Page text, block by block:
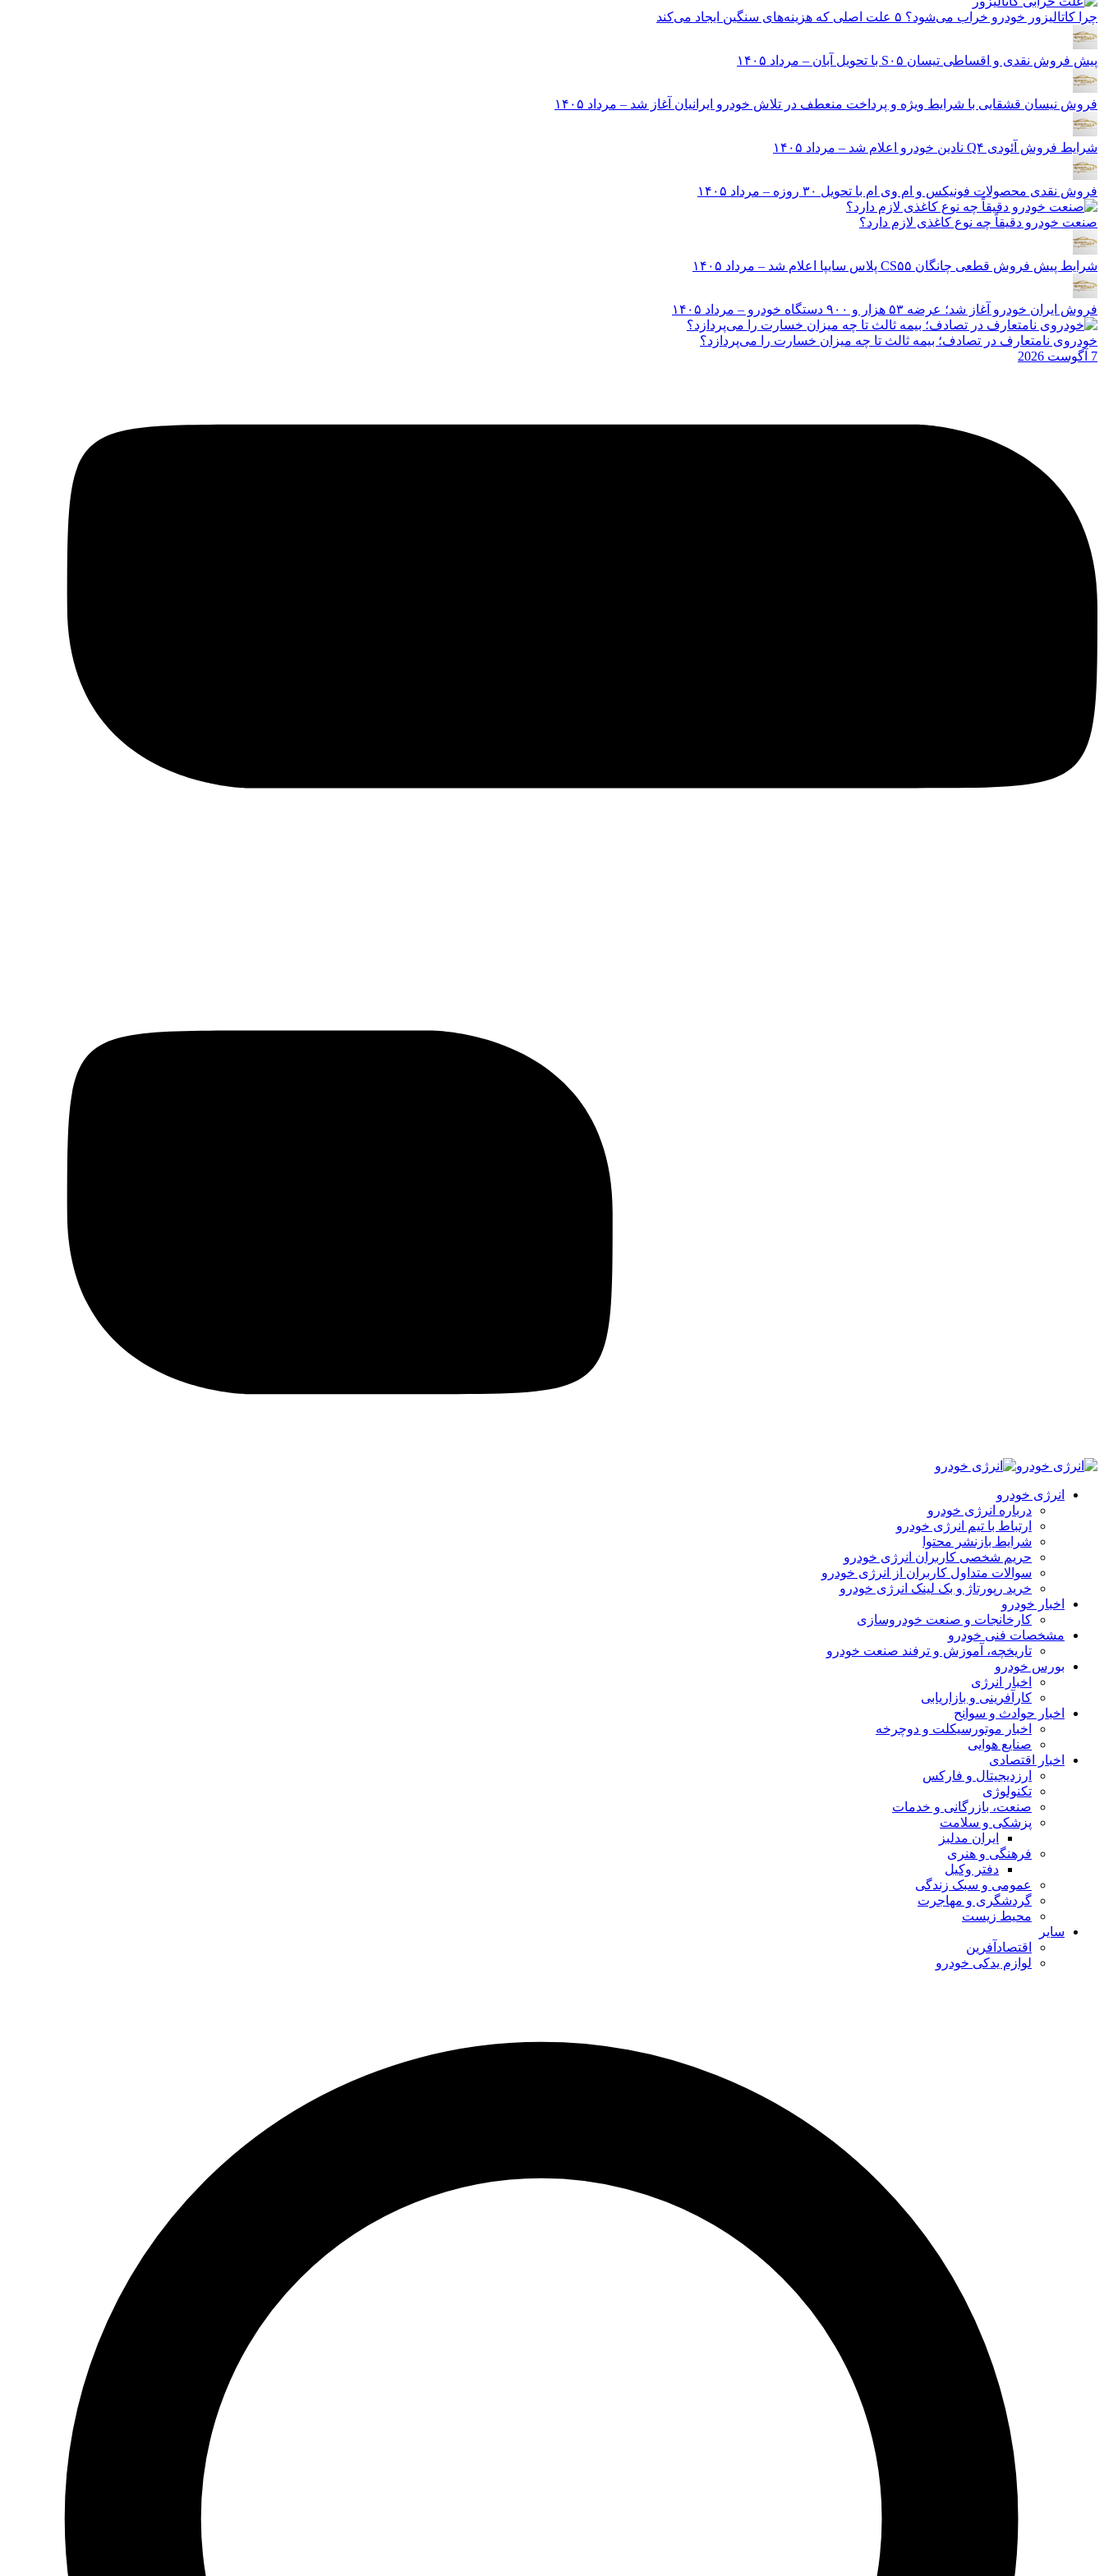
چرا کاتالیزور خودرو خراب می‌شود؟ ۵ علت اصلی که هزینه‌های سنگین ایجاد می‌کند
پیش فروش نقدی و اقساطی تیسان S۰۵ با تحویل آبان – مرداد ۱۴۰۵
فروش نیسان قشقایی با شرایط ویژه و پرداخت منعطف در تلاش خودرو ایرانیان آغاز شد – مرداد ۱۴۰۵
شرایط فروش آئودی Q۴ نادین خودرو اعلام شد – مرداد ۱۴۰۵
فروش نقدی محصولات فونیکس و ام وی ام با تحویل ۳۰ روزه – مرداد ۱۴۰۵
صنعت خودرو دقیقاً چه نوع کاغذی لازم دارد؟
شرایط پیش فروش قطعی چانگان CS۵۵ پلاس سایپا اعلام شد – مرداد ۱۴۰۵
فروش ایران خودرو آغاز شد؛ عرضه ۵۳ هزار و ۹۰۰ دستگاه خودرو – مرداد ۱۴۰۵
خودروی نامتعارف در تصادف؛ بیمه ثالث تا چه میزان خسارت را می‌پردازد؟
7 آگوست 2026
انرژی خودرو
درباره انرژی خودرو
ارتباط با تیم انرژی خودرو
شرایط بازنشر محتوا
حریم شخصی کاربران انرژی خودرو
سوالات متداول کاربران از انرژی خودرو
خرید رپورتاژ و بک لینک انرژی خودرو
اخبار خودرو
کارخانجات و صنعت خودروسازی
مشخصات فنی خودرو
تاریخچه، آموزش و ترفند صنعت خودرو
بورس خودرو
اخبار انرژی
کارآفرینی و بازاریابی
اخبار حوادث و سوانح
اخبار موتورسیکلت و دوچرخه
صنایع هوایی
اخبار اقتصادی
ارزدیجیتال و فارکس
تکنولوژی
صنعت، بازرگانی و خدمات
پزشکی و سلامت
ایران مدلبز
فرهنگی و هنری
دفتر وکیل
عمومی و سبک زندگی
گردشگری و مهاجرت
محیط زیست
سایر
اقتصادآفرین
لوازم یدکی خودرو